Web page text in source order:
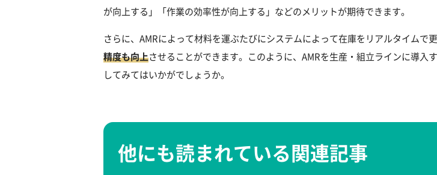
が向上する」「作業の効率性が向上する」などのメリットが期待できます。
さらに、AMRによって材料を運ぶたびにシステムによって在庫をリアルタイムで
精度も向上させることができます。このように、AMRを生産・組立ラインに導
してみてはいかがでしょうか。
他にも読まれている関連記事